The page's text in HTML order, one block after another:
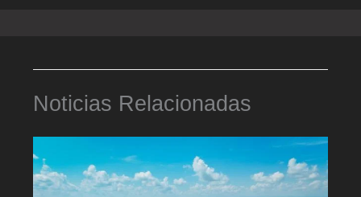
Noticias Relacionadas